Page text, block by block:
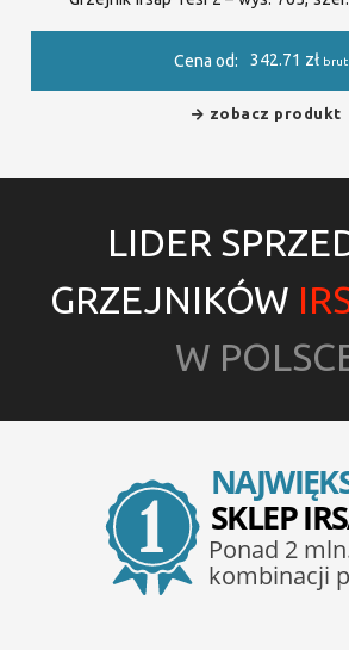
Cena od: 342.71 zł
zobacz produkt
LIDER
GRZEJNIKÓW
W